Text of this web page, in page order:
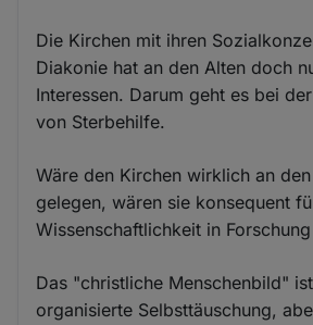
Die Kirchen mit ihren
Diakonie hat an den Alten doch
Interessen. Darum geht es bei
von Sterbehilfe.
Wäre den Kirchen wirklich an
gelegen, wären sie konsequent
Wissenschaftlichkeit in
Das "christliche Menschenbild"
organisierte Selbsttäuschung,